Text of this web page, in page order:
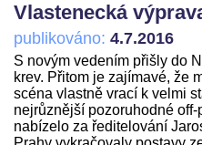
Vlastenecká
publikováno: 4.7.2016
S novým vedením přišly do
krev. Přitom je zajímavé, že
scéna vlastně vrací k velmi
nejrůznější pozoruhodné
nabízelo za ředitelování